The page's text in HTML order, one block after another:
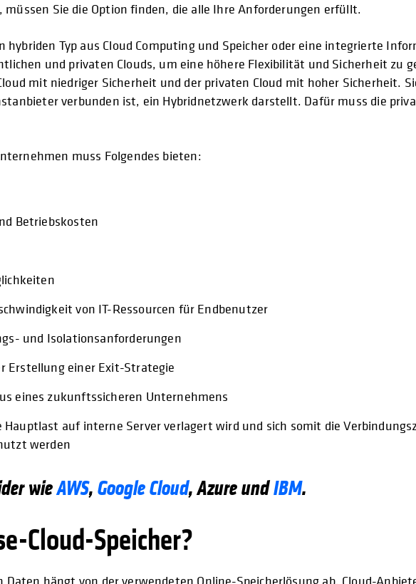
Sie die Option finden, die alle Ihre Anforderungen erfüllt.
Typ aus Cloud Computing und Speicher oder eine integrierte
und privaten Clouds, um eine höhere Flexibilität und Sicherheit zu
mit niedriger Sicherheit und der privaten Cloud mit hoher Sicherheit.
verbunden ist, ein Hybridnetzwerk darstellt. Dafür muss die
muss Folgendes bieten:
Betriebskosten
von IT-Ressourcen für Endbenutzer
und Isolationsanforderungen
Erstellung einer Exit-Strategie
eines zukunftssicheren Unternehmens
auf interne Server verlagert wird und sich somit die
werden
wieAWS,Google Cloud, Azure undIBM.
Cloud-Speicher?